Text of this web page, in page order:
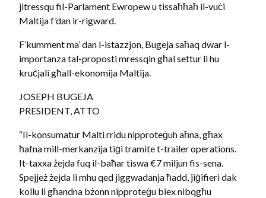
jitressqu fil-Parlament Ewropew u tissaħħaħ il-vuċi
Maltija f’dan ir-rigward.
F’kumment ma’ dan l-istazzjon, Bugeja saħaq dwar l-
importanza tal-proposti mressqin għal settur li hu
kruċjali għall-ekonomija Maltija.
JOSEPH BUGEJA
PRESIDENT, ATTO
“Il-konsumatur Malti rridu nipproteġuh aħna, għax
ħafna mill-merkanzija tiġi tramite t-trailer operations.
It-taxxa żejda fuq il-baħar tiswa €7 miljun fis-sena.
Spejjeż żejda li mhu qed jiggwadanja ħadd, jiġifieri dak
kollu li għandna bżonn nipproteġu biex nibqgħu